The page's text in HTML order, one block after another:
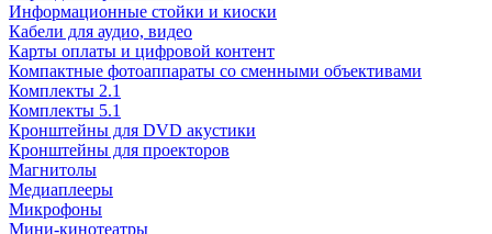
Информационные стойки и киоски
Кабели для аудио, видео
Карты оплаты и цифровой контент
Компактные фотоаппараты со сменными объективами
Комплекты 2.1
Комплекты 5.1
Кронштейны для DVD акустики
Кронштейны для проекторов
Магнитолы
Медиаплееры
Микрофоны
Мини-кинотеатры